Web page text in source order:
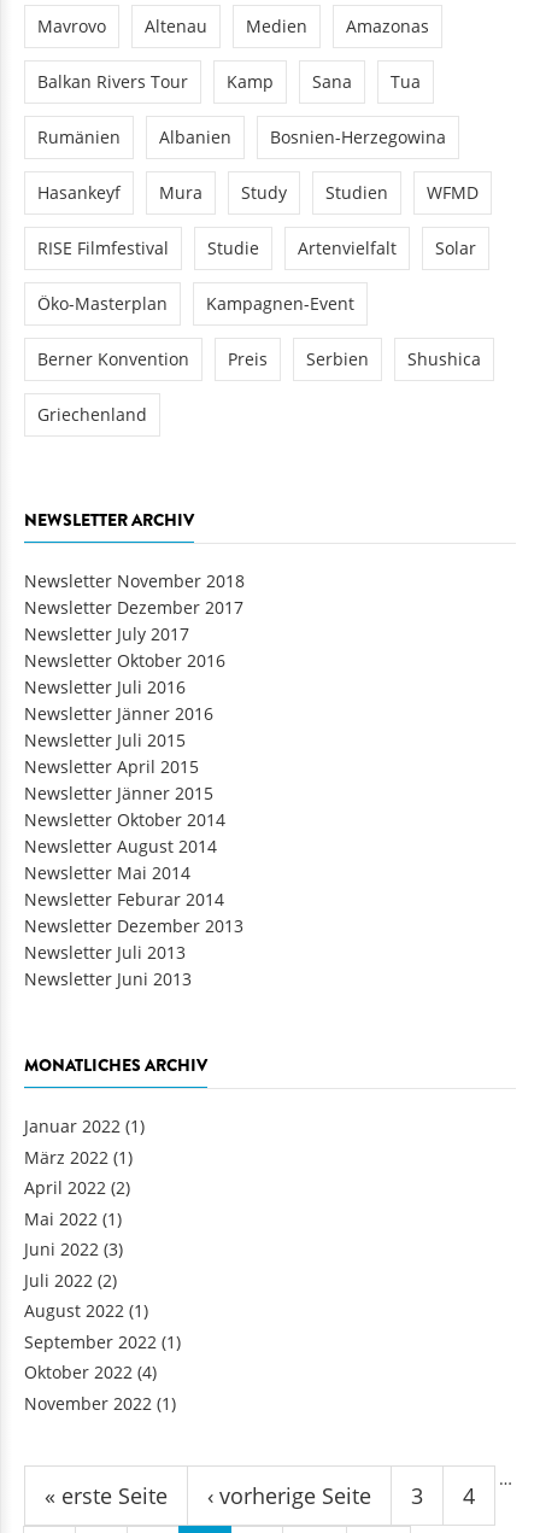
Mavrovo Altenau Medien Amazonas
Balkan Rivers Tour Kamp Sana Tua
Rumänien Albanien Bosnien-Herzegowina
Hasankeyf Mura Study Studien WFMD
RISE Filmfestival Studie Artenvielfalt Solar
Öko-Masterplan Kampagnen-Event
Berner Konvention Preis Serbien Shushica
Griechenland
NEWSLETTER ARCHIV
Newsletter November 2018
Newsletter Dezember 2017
Newsletter July 2017
Newsletter Oktober 2016
Newsletter Juli 2016
Newsletter Jänner 2016
Newsletter Juli 2015
Newsletter April 2015
Newsletter Jänner 2015
Newsletter Oktober 2014
Newsletter August 2014
Newsletter Mai 2014
Newsletter Feburar 2014
Newsletter Dezember 2013
Newsletter Juli 2013
Newsletter Juni 2013
MONATLICHES ARCHIV
Januar 2022 (1)
März 2022 (1)
April 2022 (2)
Mai 2022 (1)
Juni 2022 (3)
Juli 2022 (2)
August 2022 (1)
September 2022 (1)
Oktober 2022 (4)
November 2022 (1)
Seiten
« erste Seite ‹ vorherige Seite
…
3 4